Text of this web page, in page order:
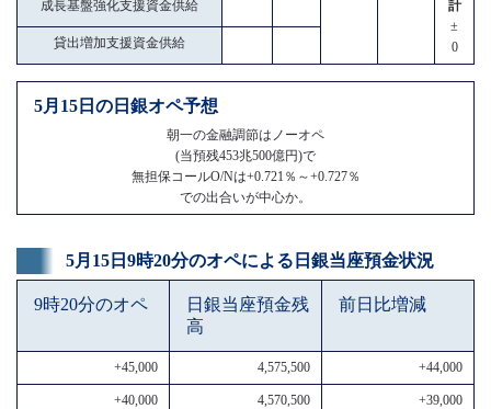
成長基盤強化支援資金供給
計
±
0
貸出増加支援資金供給
5月15日の日銀オペ予想
朝一の金融調節はノーオペ
(当預残453兆500億円)で
無担保コールO/Nは+0.721％～+0.727％
での出合いが中心か。
5月15日9時20分のオペによる日銀当座預金状況
9時20分のオペ
日銀当座預金残
高
前日比増減
+45,000 4,575,500 +44,000
+40,000 4,570,500 +39,000